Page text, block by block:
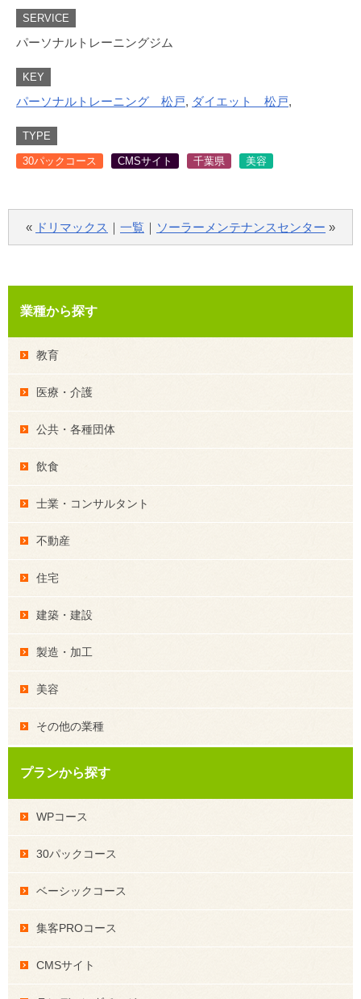
SERVICE
パーソナルトレーニングジム
KEY
パーソナルトレーニング 松戸, ダイエット 松戸,
TYPE
30パックコース CMSサイト 千葉県 美容
« ドリマックス ｜ 一覧 ｜ ソーラーメンテナンスセンター »
業種から探す
教育
医療・介護
公共・各種団体
飲食
士業・コンサルタント
不動産
住宅
建築・建設
製造・加工
美容
その他の業種
プランから探す
WPコース
30パックコース
ベーシックコース
集客PROコース
CMSサイト